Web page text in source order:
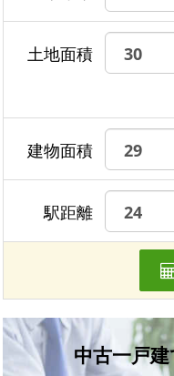
土地面積
建物面積
駅距離
中古一戸